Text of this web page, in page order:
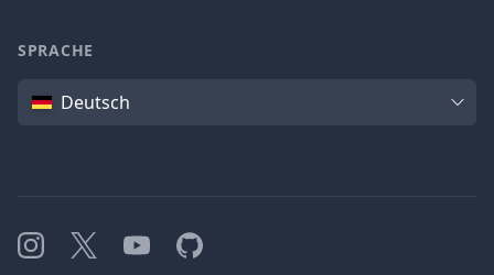
SPRACHE
SpracheDeutsch
Instagram
X YouTubeGitHub